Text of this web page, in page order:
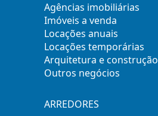
Agências imobiliárias
Imóveis a venda
Locações anuais
Locações temporárias
Arquitetura e construção
Outros negócios
ARREDORES